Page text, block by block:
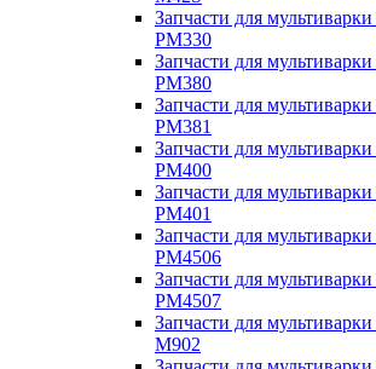
Запчасти для
PM330
Запчасти для
PM380
Запчасти для
PM381
Запчасти для
PM400
Запчасти для
PM401
Запчасти для
PM4506
Запчасти для
PM4507
Запчасти для
M902